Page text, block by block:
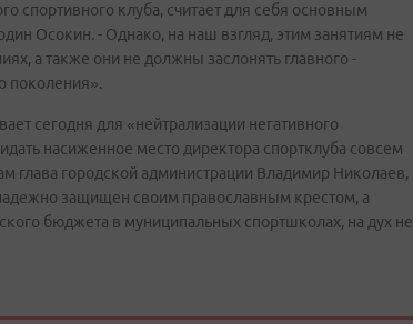
спортивного клуба, считает для себя основным
Осокин. - Однако, на наш взгляд, этим занятиям не
а также они не должны заслонять главного -
поколения».
сегодня для «нейтрализации негативного
насиженное место директора спортклуба совсем
глава городской администрации Владимир Николаев,
защищен своим православным крестом, а
бюджета в муниципальных спортшколах, на дух не